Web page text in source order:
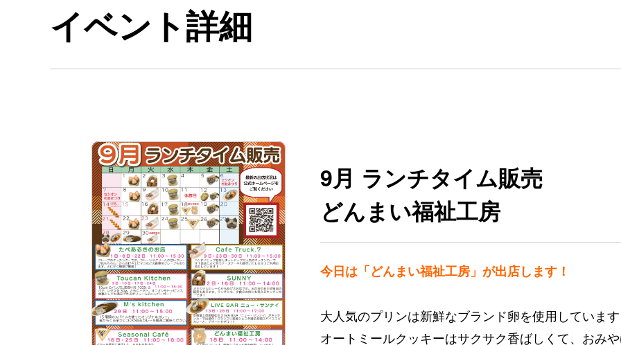
イベント詳細
9月 ランチタイム販売
どんまい福祉工房
今日は「どんまい福祉工房」が出店します！
大人気のプリンは新鮮なブランド卵を使用しています
オートミールクッキーはサクサク香ばしくて、おみ